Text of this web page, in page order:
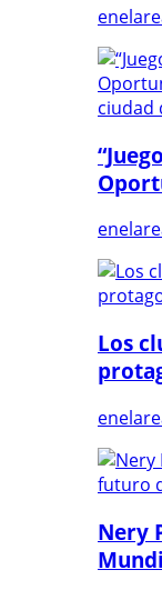
Los
Nery